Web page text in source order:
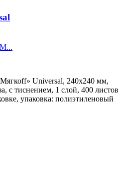
Universal, 240х240 мм,
с тиснением, 1 слой, 400 листов
упаковка: полиэтиленовый